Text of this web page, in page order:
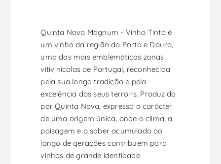
Quinta Nova Magnum - Vinho Tinto é
um vinho da região do Porto e Douro,
uma das mais emblemáticas zonas
vitivinícolas de Portugal, reconhecida
pela sua longa tradição e pela
excelência dos seus terroirs. Produzido
por Quinta Nova, expressa o carácter
de uma origem única, onde o clima, a
paisagem e o saber acumulado ao
longo de gerações contribuem para
vinhos de grande identidade.